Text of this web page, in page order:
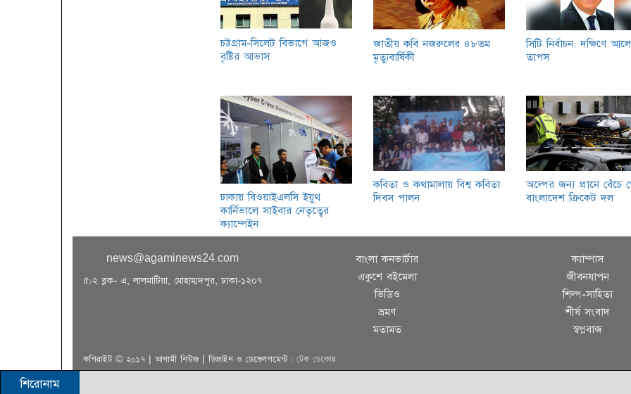
চট্টগ্রাম-সিলেট বিভাগে আজও
বৃষ্টির আভাস
জাতীয় কবি নজরুলের ৪৮তম
মৃত্যুবার্ষিকী
সিটি নির্বাচন: দক্ষিণে
তাপস
ঢাকায় বিওয়াইএলসি ইয়ুথ
কার্নিভালে সাইবার নেতৃত্বের
ক্যাম্পেইন
কবিতা ও কথামালায় বিশ্ব কবিতা
দিবস পালন
অল্পের জন্য প্রানে বেঁচে
বাংলাদেশ ক্রিকেট দল
news@agaminews24.com
৫/২ ব্লক- এ, লালমাটিয়া, মোহাম্মদপুর, ঢাকা-১২০৭
বাংলা কনভার্টার
একুশে বইমেলা
ভিডিও
ভ্রমণ
মতামত
ক্যাম্পাস
জীবনযাপন
শিল্প-সাহিত্য
শীর্ষ সংবাদ
স্বপ্নবাজ
কপিরাইট © ২০১৭ | আগামী নিউজ | ডিজাইন ও ডেভেলপমেন্ট : টেক ডেকোর
শিরোনাম